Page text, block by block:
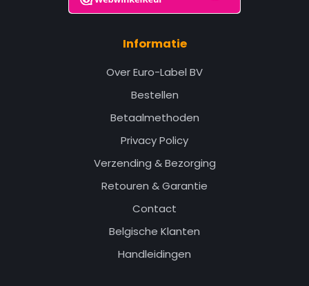
Informatie
Over Euro-Label BV
Bestellen
Betaalmethoden
Privacy Policy
Verzending & Bezorging
Retouren & Garantie
Contact
Belgische Klanten
Handleidingen